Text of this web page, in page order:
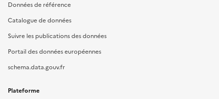
Données de référence
Catalogue de données
Suivre les publications des données
Portail des données européennes
schema.data.gouv.fr
Plateforme